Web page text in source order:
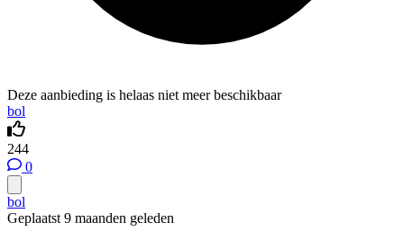
Deze aanbieding is helaas niet meer beschikbaar
bol
244
0
bol
Geplaatst 9 maanden geleden